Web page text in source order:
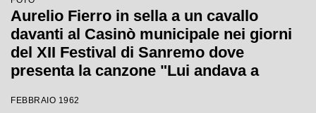
Aurelio Fierro in sella a un cavallo
davanti al Casinò municipale nei giorni
del XII Festival di Sanremo dove
presenta la canzone "Lui andava a
FEBBRAIO 1962